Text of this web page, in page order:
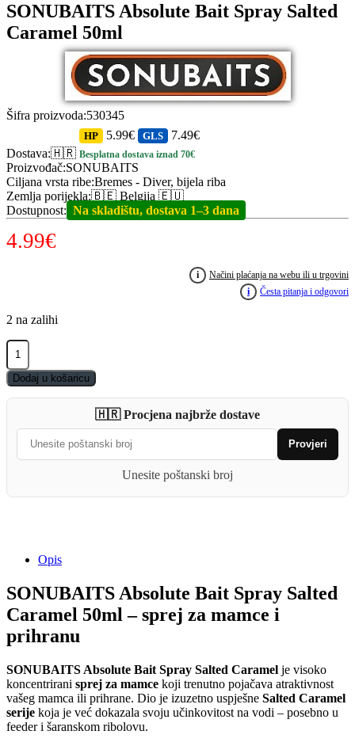
SONUBAITS Absolute Bait Spray Salted
Caramel 50ml
Šifra proizvoda:530345
Dostava:🇭🇷
HP 5.99€ GLS 7.49€
Besplatna dostava iznad 70€
Proizvođač:SONUBAITS
Ciljana vrsta ribe:Bremes - Diver, bijela riba
Zemlja porijekla:🇧🇪 Belgija 🇪🇺
Dostupnost: Na skladištu, dostava 1–3 dana
4.99€
i
Načini plaćanja na webu ili u trgovini
i
Česta pitanja i odgovori
2 na zalihi
SONUBAITS
Absolute
Bait
Spray
Salted
50ml
quantity
Dodaj u košaricu
🇭🇷 Procjena najbrže dostave
Provjeri
Unesite poštanski broj
Opis
SONUBAITS Absolute Bait Spray Salted
Caramel 50ml – sprej za mamce i
prihranu
SONUBAITS Absolute Bait Spray Salted Caramel je visoko
koncentrirani sprej za mamce koji trenutno pojačava atraktivnost
vašeg mamca ili prihrane. Dio je izuzetno uspješne Salted Caramel
serije koja je već dokazala svoju učinkovitost na vodi – posebno u
feeder i šaranskom ribolovu.